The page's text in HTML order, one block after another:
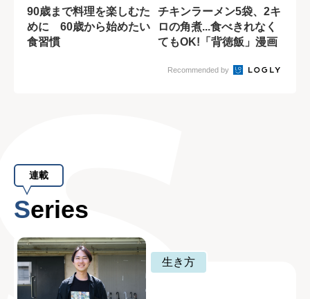
90歳まで料理を楽しむた
めに 60歳から始めたい
食習慣
チキンラーメン5袋、2キ
ロの角煮...食べきれなく
てもOK!「背徳飯」漫画
Recommended by
連載
Series
生き方